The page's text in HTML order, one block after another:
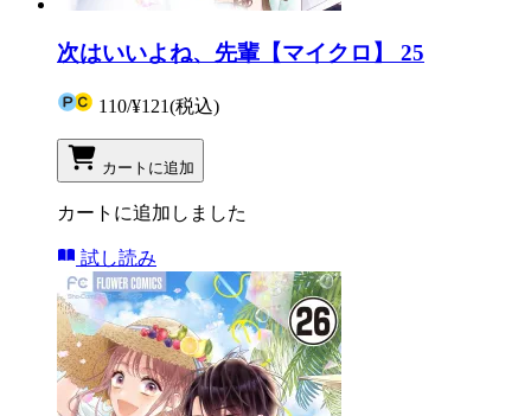
次はいいよね、先輩【マイクロ】 25
110/¥121(税込)
カートに追加
カートに追加しました
試し読み